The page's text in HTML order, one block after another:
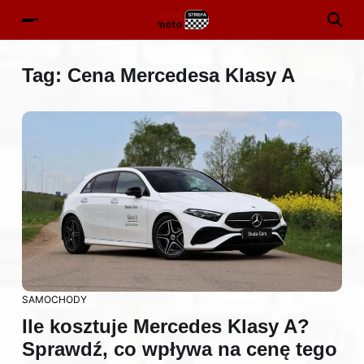
Tag: Cena Mercedesa Klasy A
SAMOCHODY
Ile kosztuje Mercedes Klasy A?
Sprawdź, co wpływa na cenę tego